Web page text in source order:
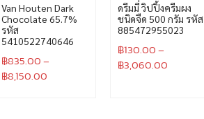
Van Houten Dark
Chocolate 65.7%
รหัส
5410522740646
฿835.00–
฿8,150.00
ดรีมมี่ วิปปิ้งครีมผง
ชนิดจืด 500 กรัม รหัส
885472955023
฿130.00–
฿3,060.00